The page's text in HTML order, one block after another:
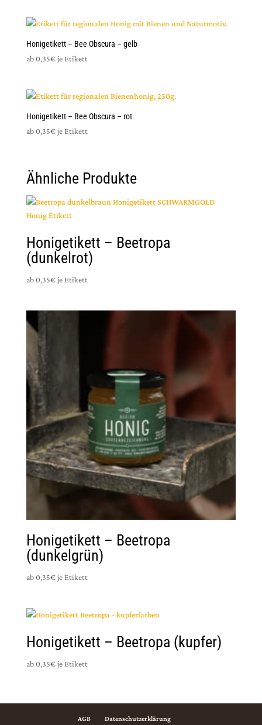
Honigetikett – Bee Obscura – gelb
ab 0,35€ je Etikett
Honigetikett – Bee Obscura – rot
ab 0,35€ je Etikett
Ähnliche Produkte
Honigetikett – Beetropa
(dunkelrot)
ab 0,35€ je Etikett
Honigetikett – Beetropa
(dunkelgrün)
ab 0,35€ je Etikett
Honigetikett – Beetropa (kupfer)
ab 0,35€ je Etikett
AGB
Datenschutzerklärung